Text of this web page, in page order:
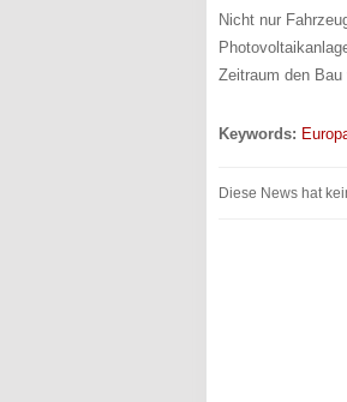
Nicht nur
Zeitraum den
Keywords:
Diese News hat